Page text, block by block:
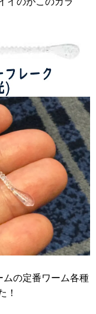
ムの定番ワーム各種
！